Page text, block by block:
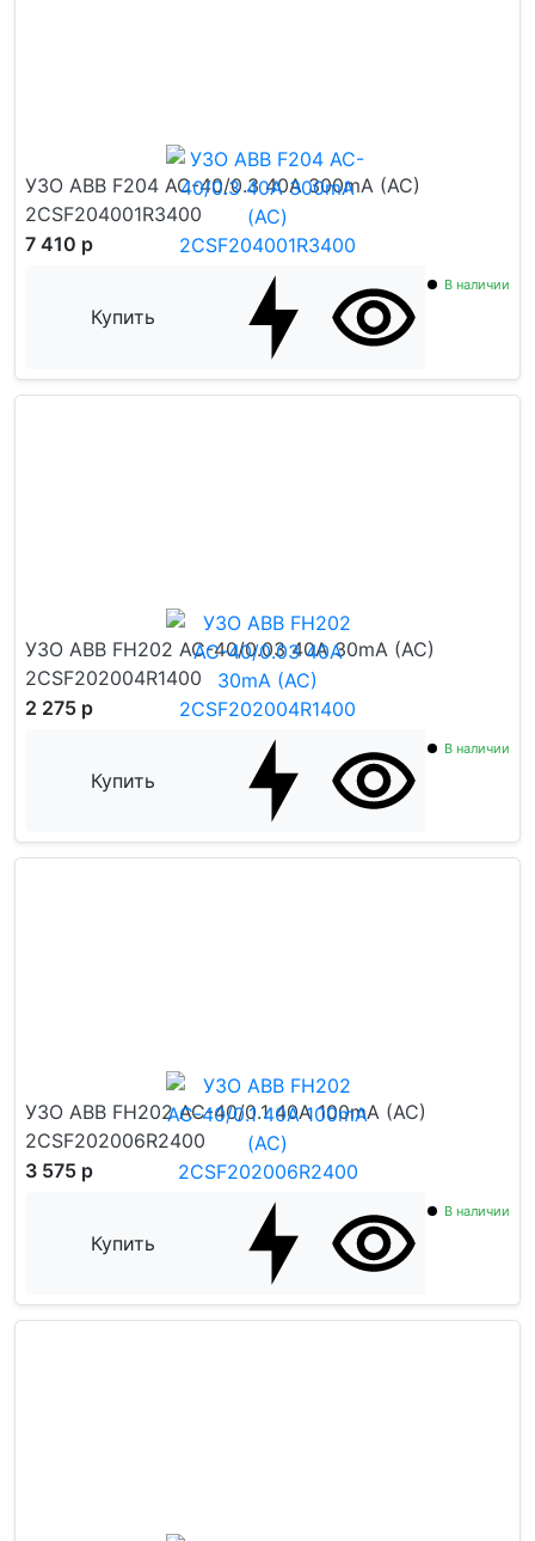
УЗО ABB F204 AC-40/0.3 40А 300mA (АС)
2CSF204001R3400
7 410 р
Купить
В наличии
УЗО ABB FH202 AC-40/0.03 40А 30mA (AC)
2CSF202004R1400
2 275 р
Купить
В наличии
УЗО ABB FH202 AC-40/0.1 40А 100mA (АС)
2CSF202006R2400
3 575 р
Купить
В наличии